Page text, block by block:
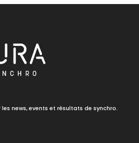
news, events et résultats de synchro.